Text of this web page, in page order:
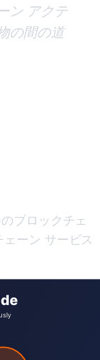
ン アクテ
の間の道
ブロックチェ
ーン サービス
の取引所とは
ップのように
を送信し、そ